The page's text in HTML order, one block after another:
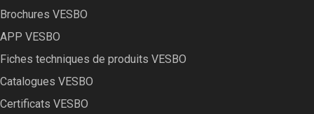
Brochures VESBO
APP VESBO
Fiches techniques de produits VESBO
Catalogues VESBO
Certificats VESBO